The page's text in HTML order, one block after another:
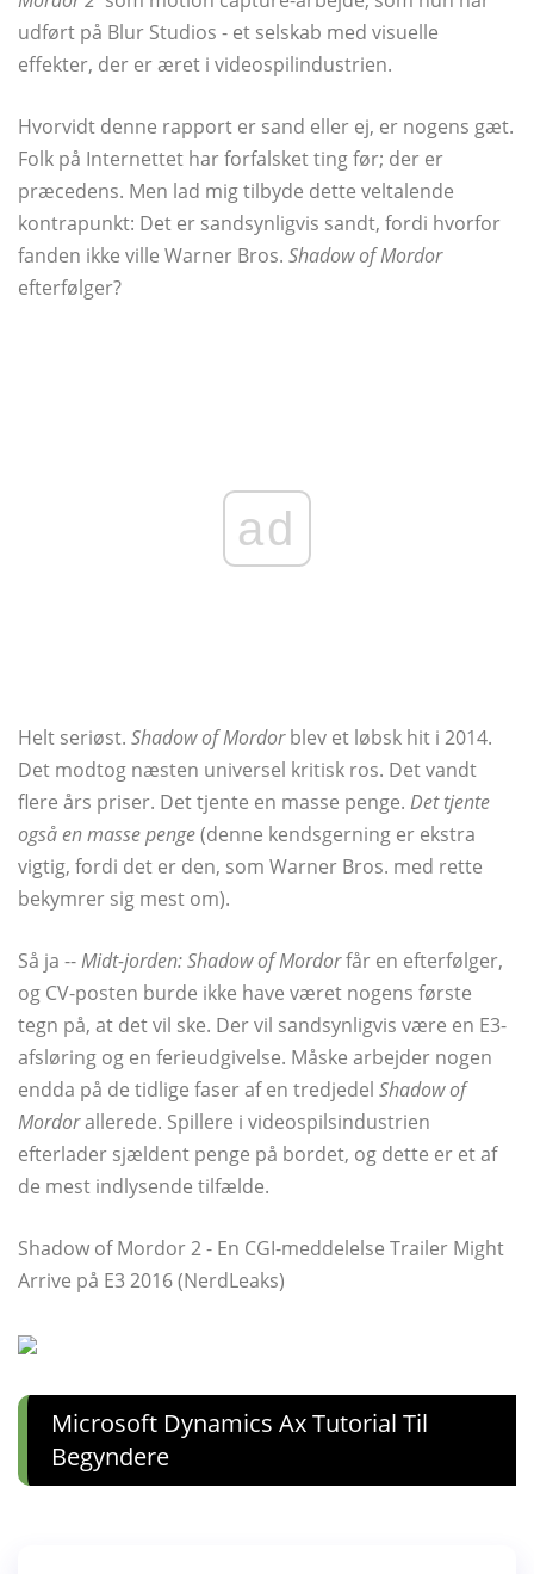
udført på Blur Studios - et selskab med visuelle
effekter, der er æret i videospilindustrien.
Hvorvidt denne rapport er sand eller ej, er nogens gæt.
Folk på Internettet har forfalsket ting før; der er
præcedens. Men lad mig tilbyde dette veltalende
kontrapunkt: Det er sandsynligvis sandt, fordi hvorfor
fanden ikke ville Warner Bros. Shadow of Mordor
efterfølger?
ad
Helt seriøst. Shadow of Mordorblev et løbsk hit i 2014.
Det modtog næsten universel kritisk ros. Det vandt
flere års priser. Det tjente en masse penge. Det tjente
også en masse penge(denne kendsgerning er ekstra
vigtig, fordi det er den, som Warner Bros. med rette
bekymrer sig mest om).
Så ja --Midt-jorden: Shadow of Mordorfår en efterfølger,
og CV-posten burde ikke have været nogens første
tegn på, at det vil ske. Der vil sandsynligvis være en E3-
afsløring og en ferieudgivelse. Måske arbejder nogen
endda på de tidlige faser af en tredjedel Shadow of
Mordorallerede. Spillere i videospilsindustrien
efterlader sjældent penge på bordet, og dette er et af
de mest indlysende tilfælde.
Shadow of Mordor 2 - En CGI-meddelelse Trailer Might
Arrive på E3 2016 (NerdLeaks)
Microsoft Dynamics Ax Tutorial Til
Begyndere